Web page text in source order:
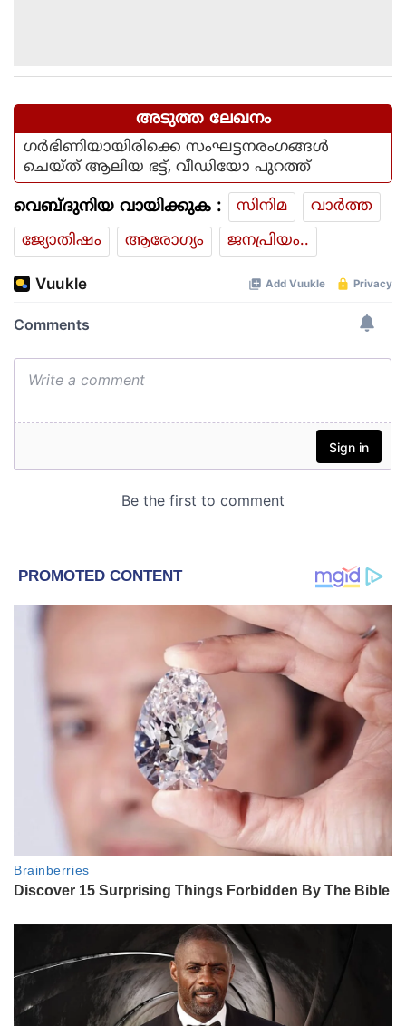
അടുത്ത ലേഖനം
ഗര്‍ഭിണിയായിരിക്കെ സംഘട്ടനരംഗങ്ങള്‍
ചെയ്ത് ആലിയ ഭട്ട്, വീഡിയോ പുറത്ത്
വെബ്ദുനിയ വായിക്കുക : സിനിമ
വാര്‍ത്ത
ജ്യോതിഷം
ആരോഗ്യം ജനപ്രിയം..